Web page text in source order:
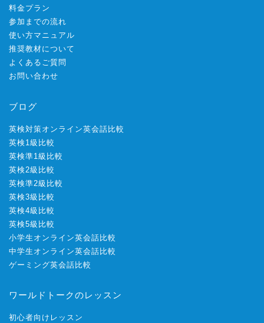
料金プラン
参加までの流れ
使い方マニュアル
推奨教材について
よくあるご質問
お問い合わせ
ブログ
英検対策オンライン英会話比較
英検1級比較
英検準1級比較
英検2級比較
英検準2級比較
英検3級比較
英検4級比較
英検5級比較
小学生オンライン英会話比較
中学生オンライン英会話比較
ゲーミング英会話比較
ワールドトークのレッスン
初心者向けレッスン